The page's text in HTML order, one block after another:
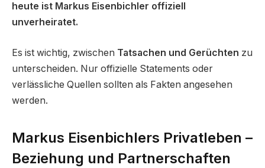
heute ist Markus Eisenbichler offiziell
unverheiratet.
Es ist wichtig, zwischen Tatsachen und Gerüchten zu
unterscheiden. Nur offizielle Statements oder
verlässliche Quellen sollten als Fakten angesehen
werden.
Markus Eisenbichlers Privatleben –
Beziehung und Partnerschaften